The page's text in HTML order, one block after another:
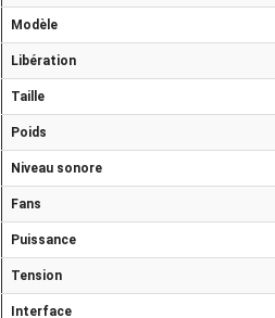
Modèle
Libération
Taille
Poids
Niveau sonore
Fans
Puissance
Tension
Interface